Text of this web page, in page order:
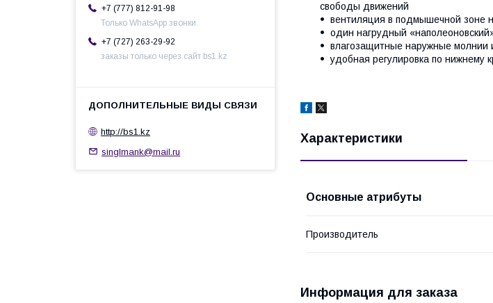
свободы движений
вентиляция в подмышечной зоне
один нагрудный
влагозащитные наружные молнии
удобная регулировка по нижнему
Характеристики
Основные атрибуты
Производитель
Информация для заказа
+7 (777) 812-91-98
Только WhatsApp звонки.
+7 (727) 263-29-92
заказы только через сайт bs1.kz
http://bs1.kz
singlmank@mail.ru